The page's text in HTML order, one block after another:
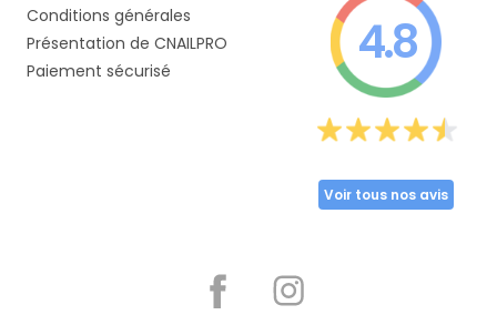
Conditions générales
Présentation de CNAILPRO
Paiement sécurisé
4.8
Voir tous nos avis